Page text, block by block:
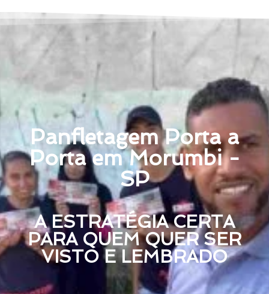
Panfletagem Porta a
Porta em Morumbi -
SP
A ESTRATÉGIA CERTA
PARA QUEM QUER SER
VISTO E LEMBRADO